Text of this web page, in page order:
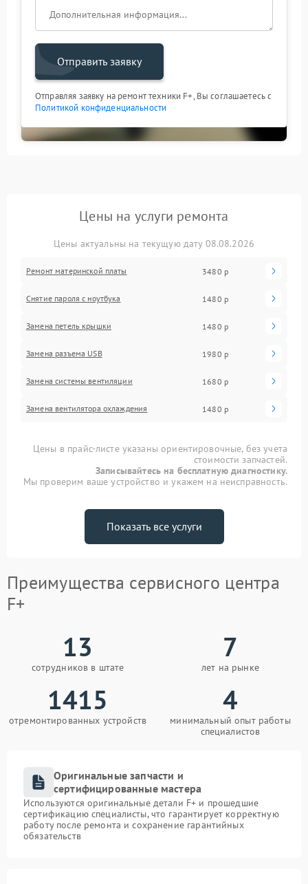
Отправить заявку
Отправляя заявку на ремонт техники F+, Вы соглашаетесь с
Политикой конфиденциальности
Цены на услуги ремонта
Цены актуальны на текущую дату 08.08.2026
Ремонт материнской платы 3480 р
Снятие пароля с ноутбука 1480 р
Замена петель крышки 1480 р
Замена разъема USB 1980 р
Замена системы вентиляции 1680 р
Замена вентилятора охлаждения 1480 р
Цены в прайс-листе указаны ориентировочные, без учета
стоимости запчастей.
Записывайтесь на бесплатную диагностику.
Мы проверим ваше устройство и укажем на неисправность.
Показать все услуги
Преимущества сервисного центра
F+
13
сотрудников в штате
7
лет на рынке
1415
отремонтированных устройств
4
минимальный опыт работы
специалистов
Оригинальные запчасти и
сертифицированные мастера
Используются оригинальные детали F+ и прошедшие
сертификацию специалисты, что гарантирует корректную
работу после ремонта и сохранение гарантийных
обязательств